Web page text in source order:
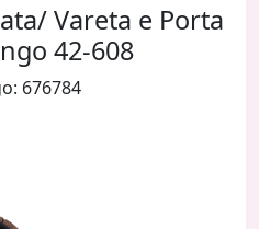
Vareta e Porta
42-608
676784